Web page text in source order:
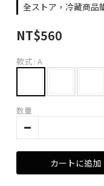
全ストア，冷藏商品
NT$560
款式 : A
数量
カートに追加